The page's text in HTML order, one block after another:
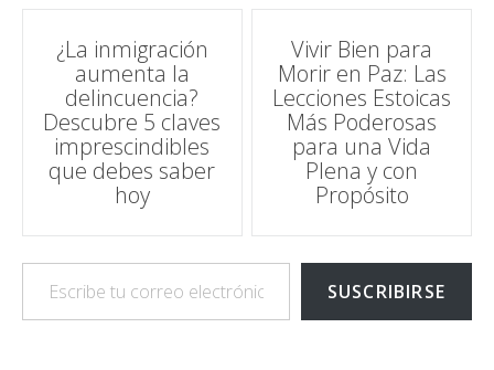
Navegación
entradas
¿La inmigración
aumenta la
delincuencia?
Descubre 5 claves
imprescindibles
que debes saber
hoy
Vivir Bien para
Morir en Paz: Las
Lecciones Estoicas
Más Poderosas
para una Vida
Plena y con
Propósito
Escribe tu correo electrónico…
SUSCRIBIRSE